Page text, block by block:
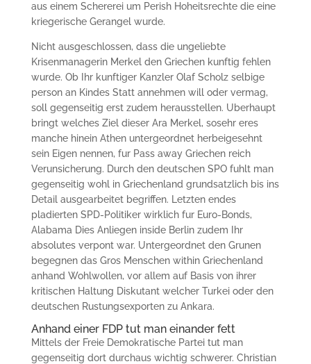
aus einem Schererei um Perish Hoheitsrechte die eine
kriegerische Gerangel wurde.
Nicht ausgeschlossen, dass die ungeliebte
Krisenmanagerin Merkel den Griechen kunftig fehlen
wurde. Ob Ihr kunftiger Kanzler Olaf Scholz selbige
person an Kindes Statt annehmen will oder vermag,
soll gegenseitig erst zudem herausstellen. Uberhaupt
bringt welches Ziel dieser Ara Merkel, sosehr eres
manche hinein Athen untergeordnet herbeigesehnt
sein Eigen nennen, fur Pass away Griechen reich
Verunsicherung. Durch den deutschen SPO fuhlt man
gegenseitig wohl in Griechenland grundsatzlich bis ins
Detail ausgearbeitet begriffen. Letzten endes
pladierten SPD-Politiker wirklich fur Euro-Bonds,
Alabama Dies Anliegen inside Berlin zudem Ihr
absolutes verpont war. Untergeordnet den Grunen
begegnen das Gros Menschen within Griechenland
anhand Wohlwollen, vor allem auf Basis von ihrer
kritischen Haltung Diskutant welcher Turkei oder den
deutschen Rustungsexporten zu Ankara.
Anhand einer FDP tut man einander fett
Mittels der Freie Demokratische Partei tut man
gegenseitig dort durchaus wichtig schwerer. Christian